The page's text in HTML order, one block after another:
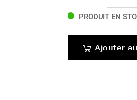
PRODUIT EN
Ajouter